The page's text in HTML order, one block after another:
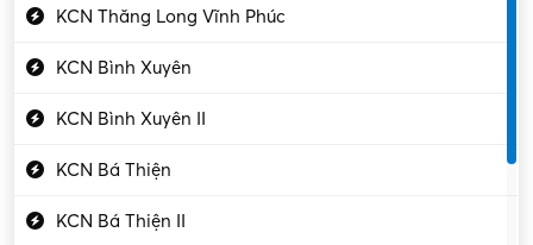
Kỹ thuật cao
Kỹ thuật mạng – IT
Làm bán thời gian
Lao động phổ thông
Lập trình – Phát triển
KCN Thăng Long Vĩnh Phúc
KCN Bình Xuyên
KCN Bình Xuyên II
KCN Bá Thiện
KCN Bá Thiện II